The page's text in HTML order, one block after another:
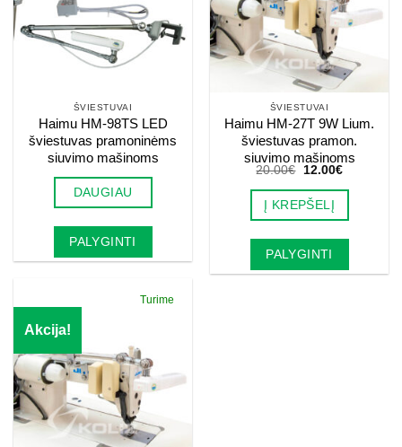
ŠVIESTUVAI
Haimu HM-98TS LED
šviestuvas pramoninėms
siuvimo mašinoms
DAUGIAU
PALYGINTI
ŠVIESTUVAI
Haimu HM-27T 9W Lium.
šviestuvas pramon.
siuvimo mašinoms
20.00€
Original
was:
20.00€.
12.00€Current
is:
Į KREPŠELĮ
PALYGINTI
Akcija!
Turime